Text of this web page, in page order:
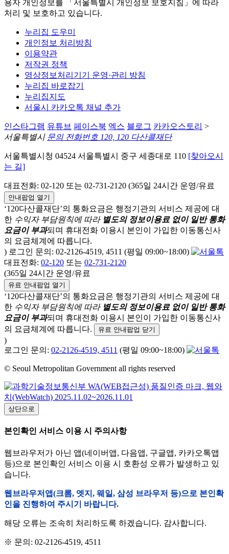
용자 개인정보를 「서울특별시 개인정보 보호지침」에 따라
처리 및 보호하고 있습니다.
누리집 도우미
개인정보 처리방침
이용약관
저작권 정책
영상정보처리기기 운영·관리 방침
누리집 바로잡기
누리집지도
서울시 카카오톡 채널 추가
인스타그램 유튜브 페이스북 엑스 블로그 카카오스토리 >
서울특별시 문의 전화번호 120, 120 다산콜재단
서울특별시청 04524 서울특별시 중구 세종대로 110 [찾아오시
는 길]
대표전화: 02-120 또는 02-731-2120 (365일 24시간 운영/유료
안내팝업 열기
‘120다산콜재단’의 통화요금은 행정기관의 서비스 제공에 대
한 수익자 부담원칙에 따라 별도의 정보이용료 없이 일반 통화
요금이 부과되며 휴대전화 이용시 본인이 가입한 이동통신사
의 요금체계에 따릅니다.
) 로그인 문의: 02-2126-4519, 4511 (평일 09:00~18:00)
대표전화: 02-120 또는 02-731-2120
(365일 24시간 운영/유료
유료 안내팝업 열기
‘120다산콜재단’의 통화요금은 행정기관의 서비스 제공에 대
한 수익자 부담원칙에 따라 별도의 정보이용료 없이 일반 통화
요금이 부과되며 휴대전화 이용시 본인이 가입한 이동통신사
의 요금체계에 따릅니다.
유료 안내팝업 닫기
)
로그인 문의: 02-2126-4519, 4511 (평일 09:00~18:00)
© Seoul Metropolitan Government all rights reserved
상단으로
본인확인 서비스 이용 시 주의사항
웹브라우저가 아닌 앱(네이버앱, 다음앱, 구글앱, 카카오톡앱
등)으로 본인확인 서비스 이용 시 호환성 오류가 발생하고 있
습니다.
웹브라우저앱(크롬, 엣지, 웨일, 삼성 브라우저 등)으로 본인확
인을 진행하여 주시기 바랍니다.
해당 오류는 조속히 처리하도록 하겠습니다. 감사합니다.
※ 문의: 02-2126-4519, 4511